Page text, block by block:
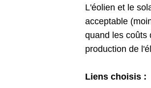
L'éolien et le
acceptable
quand les coûts
production de
Liens choisis :